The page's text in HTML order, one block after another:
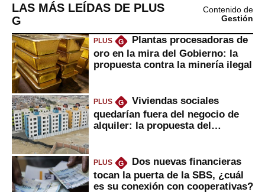
LAS MÁS LEÍDAS DE PLUS
G
Contenido de
Gestión
PLUS G
Plantas procesadoras de
oro en la mira del Gobierno: la
propuesta contra la minería ilegal
PLUS G
Viviendas sociales
quedarían fuera del negocio de
alquiler: la propuesta del
PLUS G
Dos nuevas financieras
tocan la puerta de la SBS, ¿cuál
es su conexión con cooperativas?